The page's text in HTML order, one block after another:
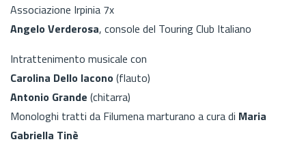
Associazione Irpinia 7x
Angelo Verderosa, console del Touring Club Italiano
Intrattenimento musicale con
Carolina Dello Iacono(flauto)
Antonio Grande (chitarra)
Monologhi tratti da Filumena marturano a cura di Maria
Gabriella Tinè